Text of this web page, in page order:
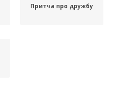
Притча про дружбу